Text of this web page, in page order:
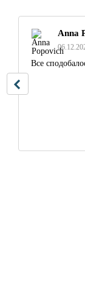
Anna
Все